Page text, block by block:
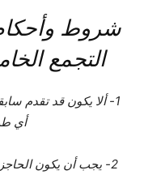
شروط
التجمع
1- ألا يكون قد تقدم
أي
2- يجب أن يكون